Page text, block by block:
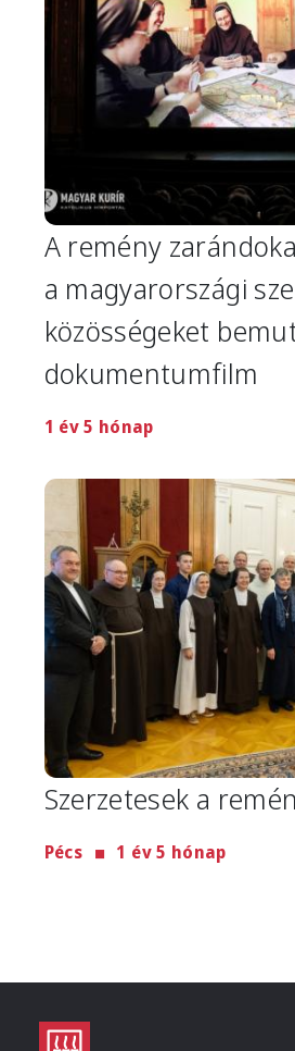
A remény
a magyarországi
közösségeket
dokumentumfilm
1 év 5 hónap
Image
Szerzetesek a
Pécs 1 év 5 hónap